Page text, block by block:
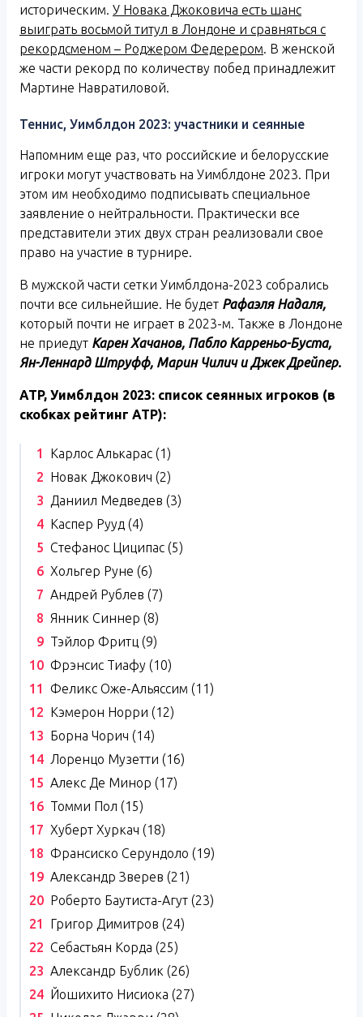
историческим. У Новака Джоковича есть шанс
выиграть восьмой титул в Лондоне и сравняться с
рекордсменом – Роджером Федерером. В женской
же части рекорд по количеству побед принадлежит
Мартине Навратиловой.
Теннис, Уимблдон 2023: участники и сеянные
Напомним еще раз, что российские и белорусские
игроки могут участвовать на Уимблдоне 2023. При
этом им необходимо подписывать специальное
заявление о нейтральности. Практически все
представители этих двух стран реализовали свое
право на участие в турнире.
В мужской части сетки Уимблдона-2023 собрались
почти все сильнейшие. Не будет Рафаэля Надаля,
который почти не играет в 2023-м. Также в Лондоне
не приедут Карен Хачанов, Пабло Карреньо-Буста,
Ян-Леннард Штруфф, Марин Чилич и Джек Дрейпер.
ATP, Уимблдон 2023: список сеянных игроков (в
скобках рейтинг ATP):
Карлос Алькарас (1)
Новак Джокович (2)
Даниил Медведев (3)
Каспер Рууд (4)
Стефанос Циципас (5)
Хольгер Руне (6)
Андрей Рублев (7)
Янник Синнер (8)
Тэйлор Фритц (9)
Фрэнсис Тиафу (10)
Феликс Оже-Альяссим (11)
Кэмерон Норри (12)
Борна Чорич (14)
Лоренцо Музетти (16)
Алекс Де Минор (17)
Томми Пол (15)
Хуберт Хуркач (18)
Франсиско Серундоло (19)
Александр Зверев (21)
Роберто Баутиста-Агут (23)
Григор Димитров (24)
Себастьян Корда (25)
Александр Бублик (26)
Йошихито Нисиока (27)